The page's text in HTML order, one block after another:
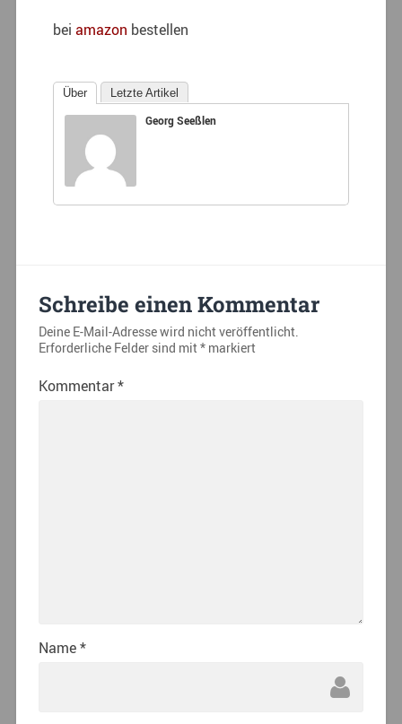
beiamazon bestellen
Über Letzte Artikel
Georg Seeßlen
Schreibe einen Kommentar
Deine E-Mail-Adresse wird nicht veröffentlicht.
Erforderliche Felder sind mit*markiert
Kommentar*
Name*